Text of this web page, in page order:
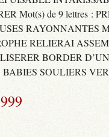
Mot(s) de 9 lettres :
RAYONNANTES
RELIERAI
BORDER
BABIES SOULIERS